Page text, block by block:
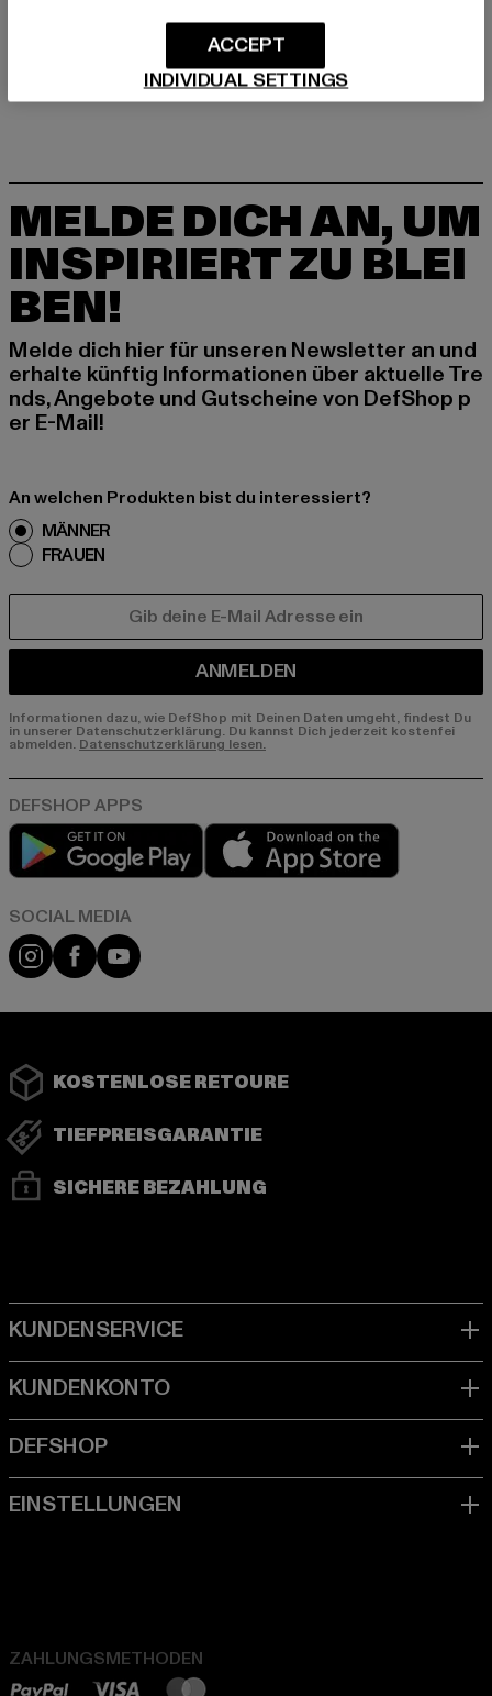
LIEFERUNG & RÜCKGABE
MELDE DICH AN, UM
INSPIRIERT ZU BLEI
BEN!
Melde dich hier für unseren Newsletter an und
erhalte künftig Informationen über aktuelle Tre
nds, Angebote und Gutscheine von DefShop p
er E-Mail!
An welchen Produkten bist du interessiert?
MÄNNER
FRAUEN
ANMELDEN
Informationen dazu, wie DefShop mit Deinen Daten umgeht, findest Du
in unserer Datenschutzerklärung. Du kannst Dich jederzeit kostenfei
abmelden. Datenschutzerklärung lesen.
Play market
Instagram
FacebookYouTube
KOSTENLOSE RETOURE
TIEFPREISGARANTIE
SICHERE BEZAHLUNG
ZAHLUNGSMETHODEN
INDIVIDUAL SETTINGS
ACCEPT